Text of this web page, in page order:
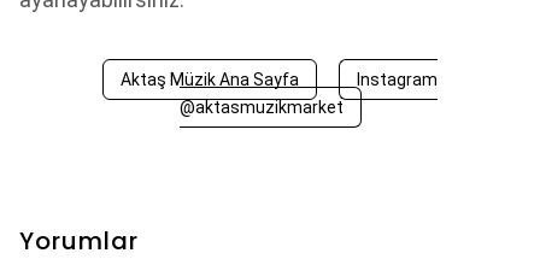
Aktaş Müzik Ana Sayfa
Instagram
@aktasmuzikmarket
Yorumlar